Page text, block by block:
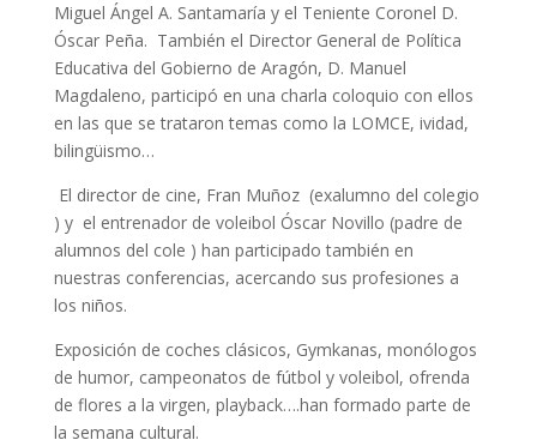
Miguel Ángel A. Santamaría y el Teniente Coronel D.
Óscar Peña. También el Director General de Política
Educativa del Gobierno de Aragón, D. Manuel
Magdaleno, participó en una charla coloquio con ellos
en las que se trataron temas como la LOMCE, ividad,
bilingüismo…
El director de cine, Fran Muñoz (exalumno del colegio
) y el entrenador de voleibol Óscar Novillo (padre de
alumnos del cole ) han participado también en
nuestras conferencias, acercando sus profesiones a
los niños.
Exposición de coches clásicos, Gymkanas, monólogos
de humor, campeonatos de fútbol y voleibol, ofrenda
de flores a la virgen, playback….han formado parte de
la semana cultural.